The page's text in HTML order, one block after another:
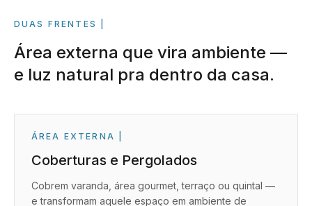
DUAS FRENTES
Área externa que vira ambiente —
e luz natural pra dentro da casa.
ÁREA EXTERNA
Coberturas e Pergolados
Cobrem varanda, área gourmet, terraço ou quintal —
e transformam aquele espaço em ambiente de